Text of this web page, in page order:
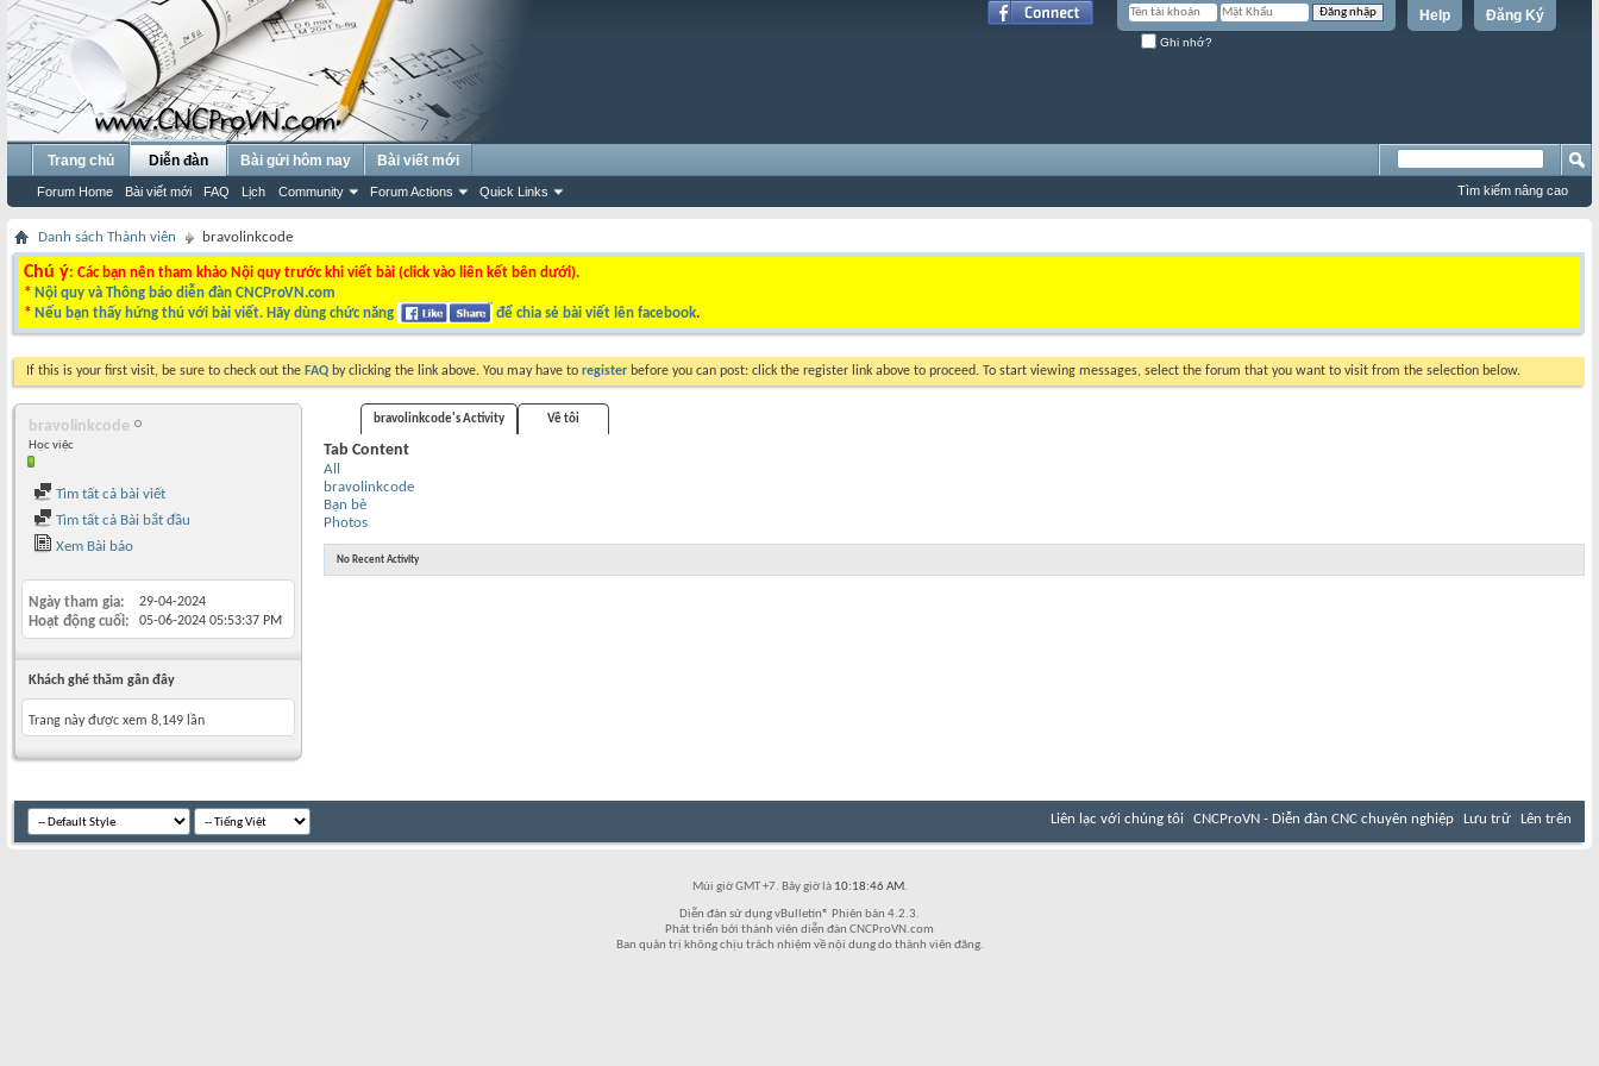
Đăng Ký
Help
Ghi nhớ?
Trang chủ Diễn đàn
Forum Home Bài viết mới FAQ Lịch Community Forum Actions Quick Links
Bài gửi hôm nay Bài viết mới
Tìm kiếm nâng cao
Danh sách Thành viên bravolinkcode
Chú ý: Các bạn nên tham khảo Nội quy trước khi viết bài (click vào liên kết bên dưới).
* Nội quy và Thông báo diễn đàn CNCProVN.com
* Nếu bạn thấy hứng thú với bài viết. Hãy dùng chức năng để chia sẻ bài viết lên facebook.
If this is your first visit, be sure to check out the FAQ by clicking the link above. You may have to register before you can post: click the register link above to proceed. To start viewing messages, select the forum that you want to visit from the selection below.
bravolinkcode
Học việc
Tìm tất cả bài viết
Tìm tất cả Bài bắt đầu
Xem Bài báo
Ngày tham gia 29-04-2024
Hoạt động cuối 05-06-2024 05:53:37 PM
Khách ghé thăm gần đây
Trang này được xem 8,149 lần
bravolinkcode's Activity Về tôi
Tab Content
All
bravolinkcode
Bạn bè
Photos
No Recent Activity
Liên lạc với chúng tôi CNCProVN - Diễn đàn CNC chuyên nghiệp Lưu trữ Lên trên
Múi giờ GMT +7. Bây giờ là 10:18:46 AM.
Diễn đàn sử dụng vBulletin® Phiên bản 4.2.3.
Phát triển bởi thành viên diễn đàn CNCProVN.com
Ban quản trị không chịu trách nhiệm về nội dung do thành viên đăng.